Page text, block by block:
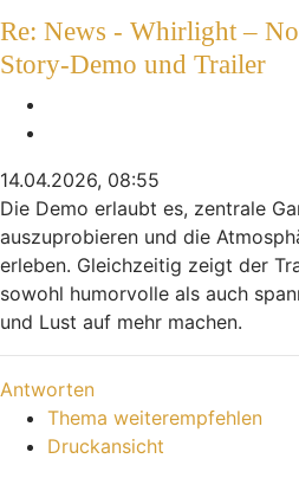
Re: News - Whirlight –
Story-Demo und Trailer
14.04.2026, 08:55
Die Demo erlaubt es, zentrale
auszuprobieren und die
erleben. Gleichzeitig zeigt der
sowohl humorvolle als auch
und Lust auf mehr machen.
Antworten
Thema weiterempfehlen
Druckansicht